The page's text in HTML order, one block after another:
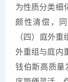
为性质分类细
颇性清偿，
（四）庭外
外重组与庭内
钱伯斯高质量